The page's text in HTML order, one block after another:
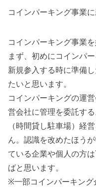
コインパーキング事業
コインパーキング事業
まず、初めにコインパ
新規参入する時に準備
たいと思います。
コインパーキングの運
営会社に管理を委託す
（時間貸し駐車場）経
ん。認識を改めたほう
ている企業や個人の方
ばと思います。
※一部コインパーキング